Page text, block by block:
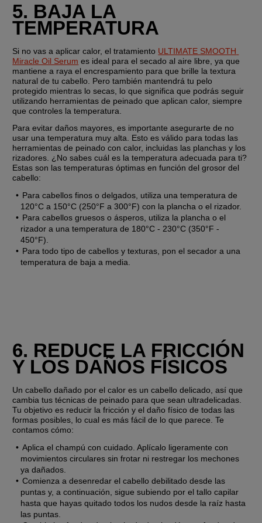
5. BAJA LA
TEMPERATURA
Si no vas a aplicar calor, el tratamiento ULTIMATE SMOOTH
Miracle Oil Serum es ideal para el secado al aire libre, ya que
mantiene a raya el encrespamiento para que brille la textura
natural de tu cabello. Pero también mantendrá tu pelo
protegido mientras lo secas, lo que significa que podrás seguir
utilizando herramientas de peinado que aplican calor, siempre
que controles la temperatura.
Para evitar daños mayores, es importante asegurarte de no
usar una temperatura muy alta. Esto es válido para todas las
herramientas de peinado con calor, incluidas las planchas y los
rizadores. ¿No sabes cuál es la temperatura adecuada para ti?
Estas son las temperaturas óptimas en función del grosor del
cabello:
Para cabellos finos o delgados, utiliza una temperatura de
120°C a 150°C (250°F a 300°F) con la plancha o el rizador.
Para cabellos gruesos o ásperos, utiliza la plancha o el
rizador a una temperatura de 180°C - 230°C (350°F -
450°F).
Para todo tipo de cabellos y texturas, pon el secador a una
temperatura de baja a media.
6. REDUCE LA FRICCIÓN
Y LOS DAÑOS FÍSICOS
Un cabello dañado por el calor es un cabello delicado, así que
cambia tus técnicas de peinado para que sean ultradelicadas.
Tu objetivo es reducir la fricción y el daño físico de todas las
formas posibles, lo cual es más fácil de lo que parece. Te
contamos cómo:
Aplica el champú con cuidado. Aplícalo ligeramente con
movimientos circulares sin frotar ni restregar los mechones
ya dañados.
Comienza a desenredar el cabello debilitado desde las
puntas y, a continuación, sigue subiendo por el tallo capilar
hasta que hayas quitado todos los nudos desde la raíz hasta
las puntas.